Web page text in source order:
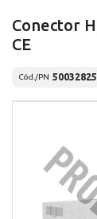
Conector
CE
Cód./PN